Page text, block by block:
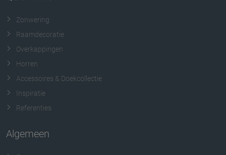
Zonwering
Raamdecoratie
Overkappingen
Horren
Accessoires & Doekcollectie
Inspiratie
Referenties
Algemeen